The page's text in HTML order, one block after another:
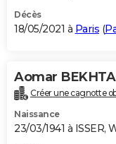
Décès
18/05/2021 à Paris (
Aomar
Créer une cagnotte
Naissance
23/03/1941 à ISSER,